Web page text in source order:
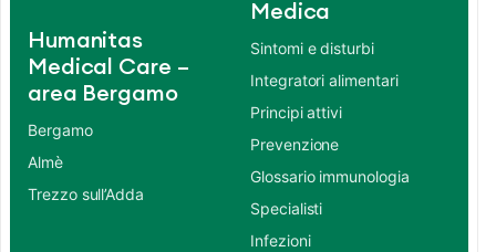
Humanitas
Medical Care –
area Bergamo
Bergamo
Almè
Trezzo sull’Adda
Medica
Sintomi e disturbi
Integratori alimentari
Principi attivi
Prevenzione
Glossario immunologia
Specialisti
Infezioni